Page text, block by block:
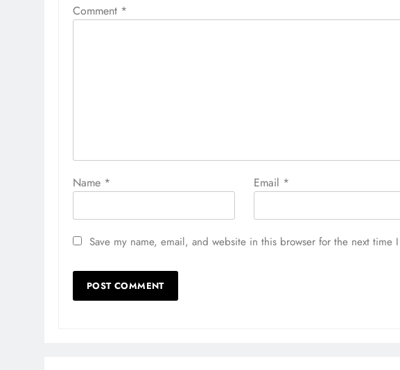
Comment *
Name * Email *
Save my name, email, and website in this browser for the next time